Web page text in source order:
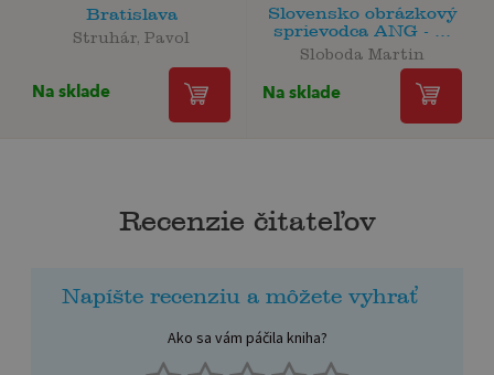
Bratislava
Struhár, Pavol
Na sklade
Slovensko obrázkový
sprievodca ANG - ...
Sloboda Martin
Na sklade
Recenzie čitateľov
Napíšte recenziu a môžete vyhrať
Ako sa vám páčila kniha?